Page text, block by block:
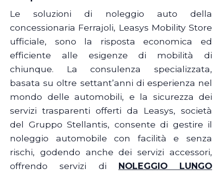
Le soluzioni di noleggio auto della
concessionaria Ferrajoli, Leasys Mobility Store
ufficiale, sono la risposta economica ed
efficiente alle esigenze di mobilità di
chiunque. La consulenza specializzata,
basata su oltre settant’anni di esperienza nel
mondo delle automobili, e la sicurezza dei
servizi trasparenti offerti da Leasys, società
del Gruppo Stellantis, consente di gestire il
noleggio automobile con facilità e senza
rischi, godendo anche dei servizi accessori,
offrendo servizi di NOLEGGIO LUNGO